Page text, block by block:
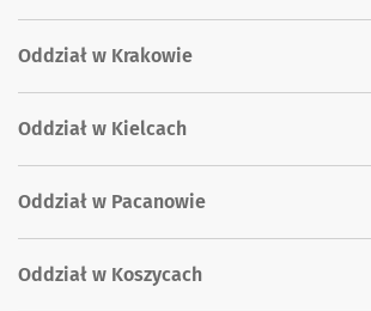
Oddział w Krakowie
Oddział w Kielcach
Oddział w Pacanowie
Oddział w Koszycach